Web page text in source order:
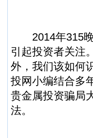
2014年315晚
引起投资者关注
外，我们该如何
投网小编结合多
贵金属投资骗局
法。